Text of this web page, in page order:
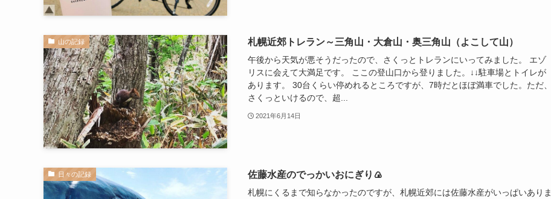
山の記録 札幌近郊トレラン～三角山・大倉山・奥三角山（よこして山）
午後から天気が悪そうだったので、さくっとトレランにいってみました。 エゾ
リスに会えて大満足です。 ここの登山口から登りました。↓↓駐車場とトイレが
あります。 30台くらい停めれるところですが、7時だとほぼ満車でした。ただ、
さくっといけるので、超...
2021年6月14日
日々の記録 佐藤水産のでっかいおにぎり🍙
札幌にくるまで知らなかったのですが、札幌近郊には佐藤水産がいっぱいありま